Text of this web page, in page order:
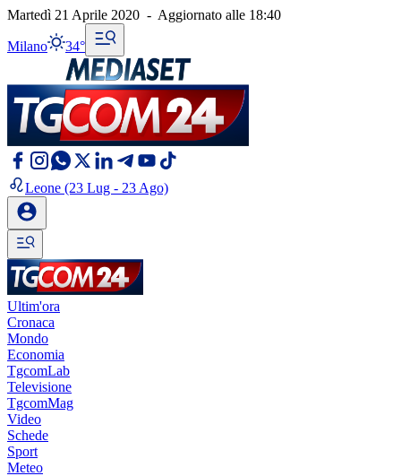
Martedì 21 Aprile 2020 - Aggiornato alle 18:40
Milano 34°
Leone (23 Lug - 23 Ago)
Ultim'ora
Cronaca
Mondo
Economia
TgcomLab
Televisione
TgcomMag
Video
Schede
Sport
Meteo